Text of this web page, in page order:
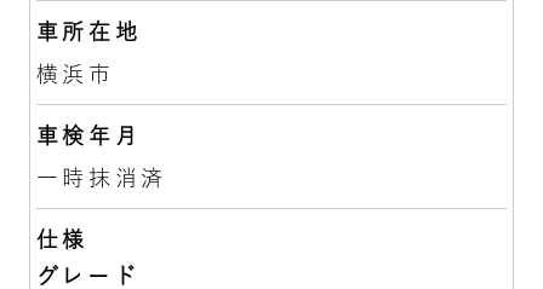
車所在地
横浜市
車検年月
一時抹消済
仕様
グレード